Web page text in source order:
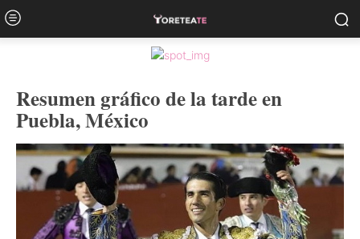
Resumen gráfico de la tarde en
Puebla, México